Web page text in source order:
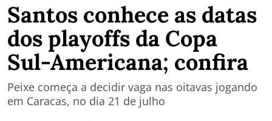
Santos conhece as datas
dos playoffs da Copa
Sul-Americana; confira
Peixe começa a decidir vaga nas oitavas jogando
em Caracas, no dia 21 de julho